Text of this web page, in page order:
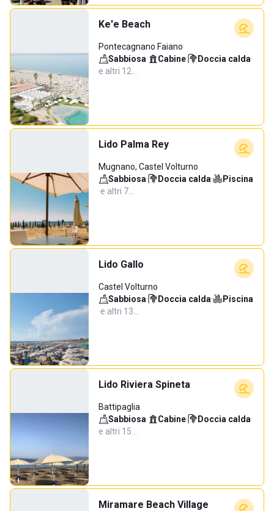
Ke'e Beach
Pontecagnano Faiano
Sabbiosa· Cabine· Doccia calda·
e altri 12…
Lido Palma Rey
Mugnano, Castel Volturno
Sabbiosa· Doccia calda·
Piscina
·e altri 7…
Lido Gallo
Castel Volturno
Sabbiosa· Doccia calda·
Piscina
·e altri 13…
Lido Riviera Spineta
Battipaglia
Sabbiosa· Cabine· Doccia calda·
e altri 15…
Miramare Beach Village